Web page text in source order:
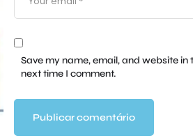
Save my name, email, and website
next time I comment.